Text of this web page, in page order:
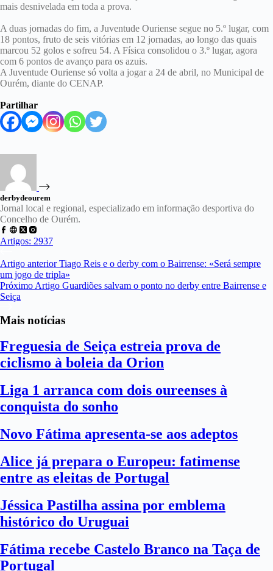
mais desnivelada em toda a prova.
A duas jornadas do fim, a Juventude Ouriense segue no 5.º lugar, com
18 pontos, fruto de seis vitórias em 12 jornadas, ao longo das quais
marcou 52 golos e sofreu 54. A Física consolidou o 3.º lugar, agora
com 6 pontos de avanço para os azuis.
A Juventude Ouriense só volta a jogar a 24 de abril, no Municipal de
Ourém, diante do CENAP.
Partilhar
derbydeourem
Jornal local e regional, especializado em informação desportiva do
Concelho de Ourém.
Artigos: 2937
Artigo anteriorTiago Reis e o derby com o Bairrense: «Será sempre
um jogo de tripla»
Próximo Artigo Guardiões salvam o ponto no derby entre Bairrense e
Seiça
Mais notícias
Freguesia de Seiça estreia prova de
ciclismo à boleia da Orion
Liga 1 arranca com dois oureenses à
conquista do sonho
Novo Fátima apresenta-se aos adeptos
Alice já prepara o Europeu: fatimense
entre as eleitas de Portugal
Jéssica Pastilha assina por emblema
histórico do Uruguai
Fátima recebe Castelo Branco na Taça de
Portugal